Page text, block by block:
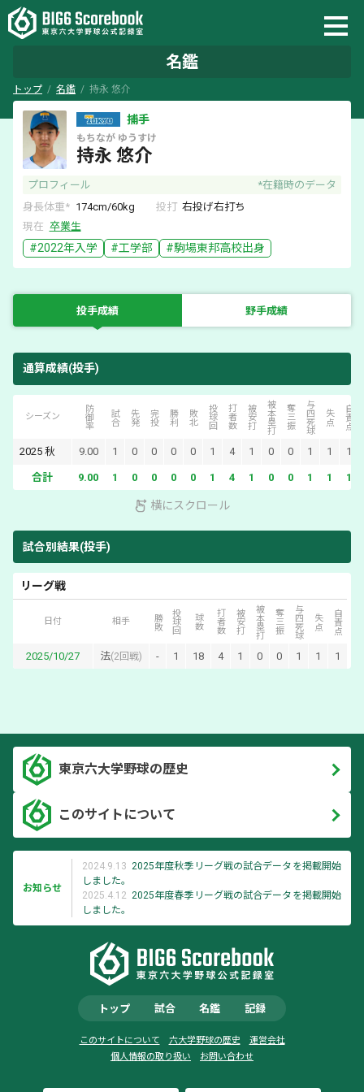
名鑑
トップ 名鑑 持永 悠介
捕手
持永 悠介
もちなが ゆうすけ
プロフィール
*在籍時のデータ
身長体重* 174cm/60kg 投打 右投げ右打ち
現在 卒業生
#2022年入学 #工学部 #駒場東邦高校出身
投手成績 野手成績
通算成績(投手)
シーズン 防御率 試合 先発 完投 勝利 敗北 投球回 打者数 被安打 被本塁打 奪三振 与四死球 失点 自責点
2025 秋 9.00 1 0 0 0 0 1 4 1 0 0 1 1 1
合計 9.00 1 0 0 0 0 1 4 1 0 0 1 1 1
横にスクロール
試合別結果(投手)
リーグ戦
日付 相手 勝敗 投球回 球数 打者数 被安打 被本塁打 奪三振 与四死球 失点 自責点
2025/10/27 法(2回戦) - 1 18 4 1 0 0 1 1 1
東京六大学野球の歴史
このサイトについて
お知らせ
2024.9.13 2025年度秋季リーグ戦の試合データを掲載開始
しました。
2025.4.12 2025年度春季リーグ戦の試合データを掲載開始
しました。
トップ 試合 名鑑 記録
このサイトについて 六大学野球の歴史
運営会社
個人情報の取り扱い
お問い合わせ